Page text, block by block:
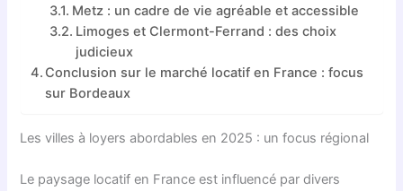
Metz : un cadre de vie agréable et accessible
Limoges et Clermont-Ferrand : des choix
judicieux
Conclusion sur le marché locatif en France : focus
sur Bordeaux
Les villes à loyers abordables en 2025 : un focus régional
Le paysage locatif en France est influencé par divers